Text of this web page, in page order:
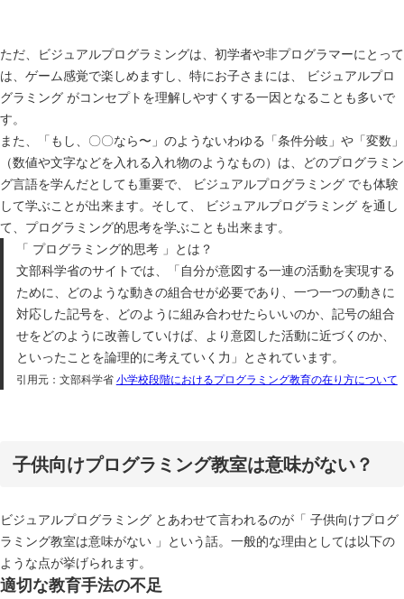
ただ、ビジュアルプログラミングは、初学者や非プログラマーにとって
は、ゲーム感覚で楽しめますし、特にお子さまには、 ビジュアルプロ
グラミング がコンセプトを理解しやすくする一因となることも多いで
す。
また、「もし、〇〇なら〜」のようないわゆる「条件分岐」や「変数」
（数値や文字などを入れる入れ物のようなもの）は、どのプログラミン
グ言語を学んだとしても重要で、 ビジュアルプログラミング でも体験
して学ぶことが出来ます。そして、 ビジュアルプログラミング を通し
て、プログラミング的思考を学ぶことも出来ます。
「 プログラミング的思考 」とは？
文部科学省のサイトでは、「自分が意図する一連の活動を実現する
ために、どのような動きの組合せが必要であり、一つ一つの動きに
対応した記号を、どのように組み合わせたらいいのか、記号の組合
せをどのように改善していけば、より意図した活動に近づくのか、
といったことを論理的に考えていく力」とされています。
引用元：文部科学省 小学校段階におけるプログラミング教育の在り方について
子供向けプログラミング教室は意味がない？
ビジュアルプログラミング とあわせて言われるのが「 子供向けプログ
ラミング教室は意味がない 」という話。一般的な理由としては以下の
ような点が挙げられます。
適切な教育手法の不足